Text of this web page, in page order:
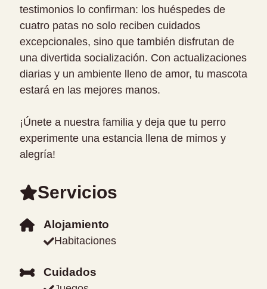
testimonios lo confirman: los huéspedes de
cuatro patas no solo reciben cuidados
excepcionales, sino que también disfrutan de
una divertida socialización. Con actualizaciones
diarias y un ambiente lleno de amor, tu mascota
estará en las mejores manos.
¡Únete a nuestra familia y deja que tu perro
experimente una estancia llena de mimos y
alegría!
Servicios
Alojamiento
Habitaciones
Cuidados